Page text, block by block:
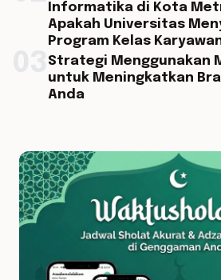
Informatika di Kota
Apakah Universitas
Program Kelas
Strategi Menggunakan
untuk Meningkatkan
Anda